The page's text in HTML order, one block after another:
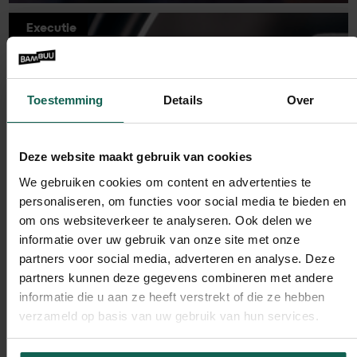
Toestemming Details Over
Deze website maakt gebruik van cookies
We gebruiken cookies om content en advertenties te
personaliseren, om functies voor social media te bieden en
om ons websiteverkeer te analyseren. Ook delen we
informatie over uw gebruik van onze site met onze
partners voor social media, adverteren en analyse. Deze
partners kunnen deze gegevens combineren met andere
informatie die u aan ze heeft verstrekt of die ze hebben
verzameld op basis van uw gebruik van hun services.
Short video voor B2B: zo bewerk je je
content eenvoudig en effectief (deel
2)
Executie